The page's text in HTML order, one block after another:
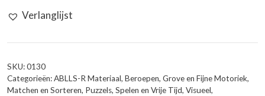
aantal
Verlanglijst
SKU:0130
Categorieën:ABLLS-R Materiaal, Beroepen, Grove en Fijne Motoriek,
Matchen en Sorteren, Puzzels, Spelen en Vrije Tijd, Visueel,